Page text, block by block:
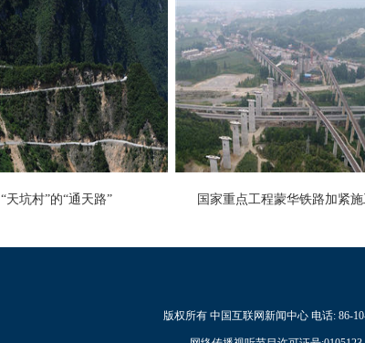
“天坑村”的“通天路” 国家重点工程蒙华铁路加紧